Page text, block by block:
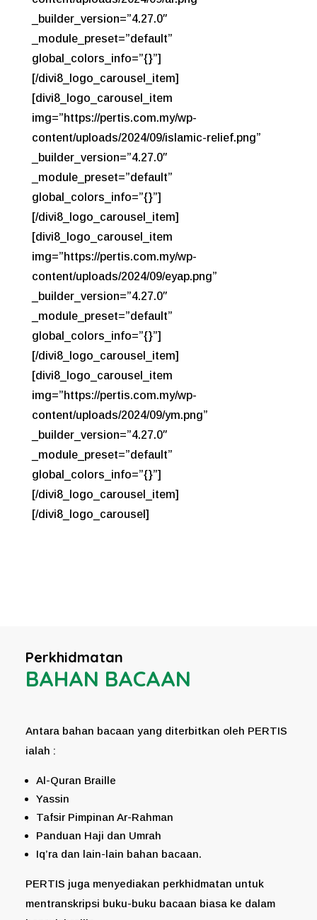
_builder_version=”4.27.0″
_module_preset=”default”
global_colors_info=”{}”]
[/divi8_logo_carousel_item]
[divi8_logo_carousel_item
img=”https://pertis.com.my/wp-
content/uploads/2024/09/islamic-relief.png”
_builder_version=”4.27.0″
_module_preset=”default”
global_colors_info=”{}”]
[/divi8_logo_carousel_item]
[divi8_logo_carousel_item
img=”https://pertis.com.my/wp-
content/uploads/2024/09/eyap.png”
_builder_version=”4.27.0″
_module_preset=”default”
global_colors_info=”{}”]
[/divi8_logo_carousel_item]
[divi8_logo_carousel_item
img=”https://pertis.com.my/wp-
content/uploads/2024/09/ym.png”
_builder_version=”4.27.0″
_module_preset=”default”
global_colors_info=”{}”]
[/divi8_logo_carousel_item]
[/divi8_logo_carousel]
Perkhidmatan
BAHAN BACAAN
Antara bahan bacaan yang diterbitkan oleh PERTIS
ialah :
Al-Quran Braille
Yassin
Tafsir Pimpinan Ar-Rahman
Panduan Haji dan Umrah
Iq’ra dan lain-lain bahan bacaan.
PERTIS juga menyediakan perkhidmatan untuk
mentranskripsi buku-buku bacaan biasa ke dalam